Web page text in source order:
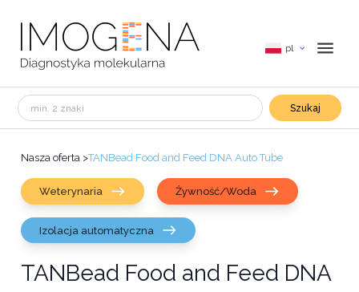
pl
Szukaj
Nasza oferta >TANBead Food and Feed DNA Auto Tube
Weterynaria Żywność/Woda
Izolacja automatyczna
TANBead Food and Feed DNA